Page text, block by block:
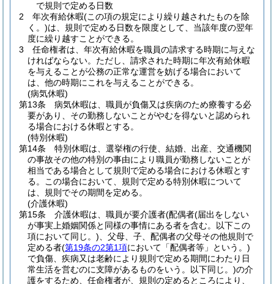
で規則で定める日数
2
年次有給休暇(この項の規定により繰り越されたものを除
く。)は、規則で定める日数を限度として、当該年度の翌年
度に繰り越すことができる。
3
任命権者は、年次有給休暇を職員の請求する時期に与えな
ければならない。 ただし、請求された時期に年次有給休暇
を与えることが公務の正常な運営を妨げる場合において
は、他の時期にこれを与えることができる。
(病気休暇)
第13条
病気休暇は、職員が負傷又は疾病のため療養する必
要があり、その勤務しないことがやむを得ないと認められ
る場合における休暇とする。
(特別休暇)
第14条
特別休暇は、選挙権の行使、結婚、出産、交通機関
の事故その他の特別の事由により職員が勤務しないことが
相当である場合として規則で定める場合における休暇とす
る。
この場合において、規則で定める特別休暇について
は、規則でその期間を定める。
(介護休暇)
第15条
介護休暇は、職員が要介護者(配偶者(届出をしない
が事実上婚姻関係と同様の事情にある者を含む。以下この
項において同じ。) 、父母、子、配偶者の父母その他規則で
定める者(第19条の2第1項において「配偶者等」という。)
で負傷、疾病又は老齢により規則で定める期間にわたり日
常生活を営むのに支障があるものをいう。以下同じ。)の介
護をするため、任命権者が、規則の定めるところにより、